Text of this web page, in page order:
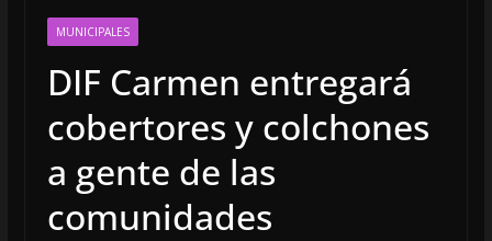
MUNICIPALES
DIF Carmen entregará
cobertores y colchones
a gente de las
comunidades